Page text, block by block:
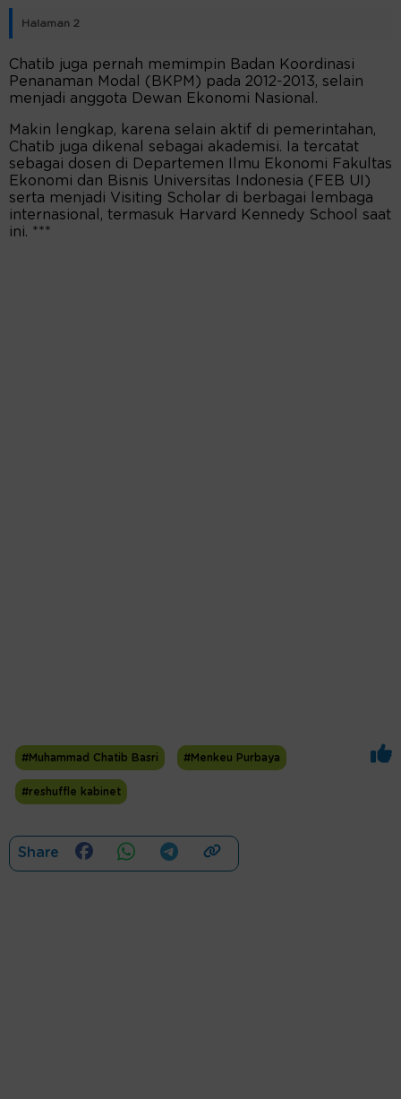
Halaman 2
Chatib juga pernah memimpin Badan Koordinasi
Penanaman Modal (BKPM) pada 2012-2013, selain
menjadi anggota Dewan Ekonomi Nasional.
Makin lengkap, karena selain aktif di pemerintahan,
Chatib juga dikenal sebagai akademisi. Ia tercatat
sebagai dosen di Departemen Ilmu Ekonomi Fakultas
Ekonomi dan Bisnis Universitas Indonesia (FEB UI)
serta menjadi Visiting Scholar di berbagai lembaga
internasional, termasuk Harvard Kennedy School saat
ini. ***
#Muhammad Chatib Basri #Menkeu Purbaya
#reshuffle kabinet
Share